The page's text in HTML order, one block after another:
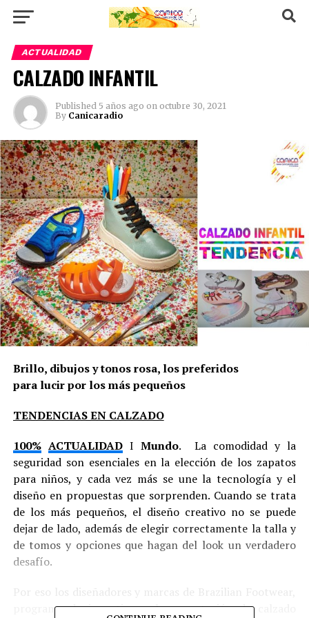
ACTUALIDAD
CALZADO INFANTIL
Published 5 años ago on octubre 30, 2021
By Canicaradio
Brillo, dibujos y tonos rosa, los preferidos
para lucir por los más pequeños
TENDENCIAS EN CALZADO
100% ACTUALIDAD I Mundo. La comodidad y la
seguridad son esenciales en la elección de los zapatos
para niños, y cada vez más se une la tecnología y el
diseño en propuestas que sorprenden. Cuando se trata
de los más pequeños, el diseño creativo no se puede
dejar de lado, además de elegir correctamente la talla y
de tomos y opciones que hagan del look un verdadero
desafío.
Por eso los diseñadores y marcas de Brazilian Footwear,
programa de incentivo a la exportación de calzado